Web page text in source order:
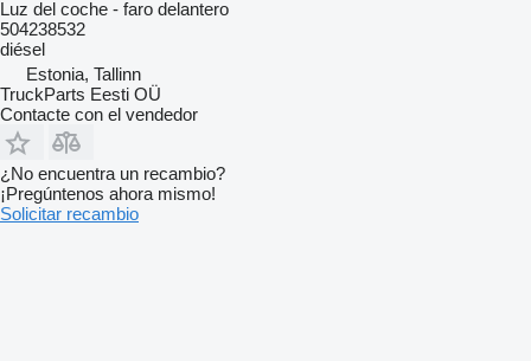
Luz del coche - faro delantero
504238532
diésel
Estonia, Tallinn
TruckParts Eesti OÜ
Contacte con el vendedor
¿No encuentra un recambio?
¡Pregúntenos ahora mismo!
Solicitar recambio